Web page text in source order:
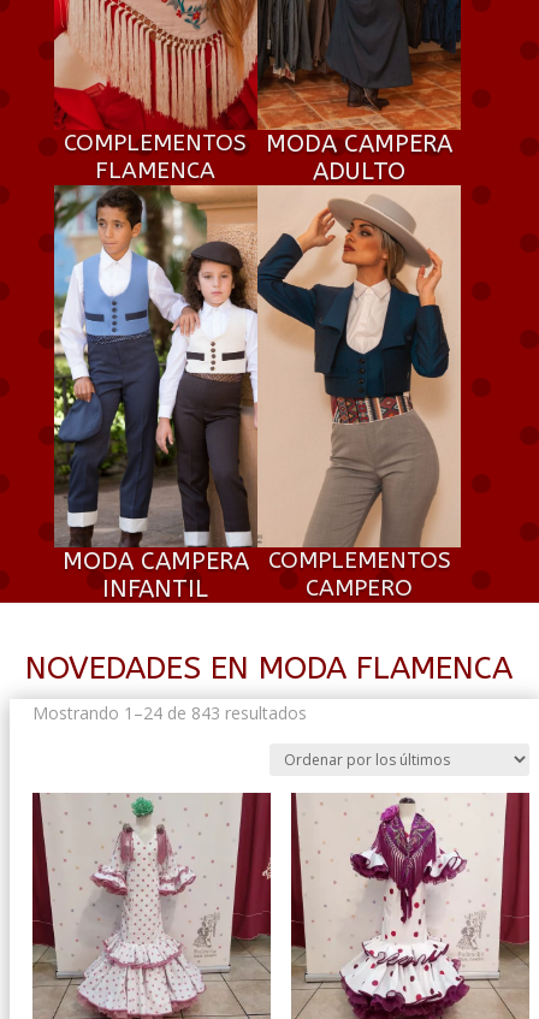
COMPLEMENTOS
FLAMENCA
MODA CAMPERA
ADULTO
MODA CAMPERA
INFANTIL
COMPLEMENTOS
CAMPERO
NOVEDADES EN MODA FLAMENCA
Mostrando 1–24 de 843 resultadosOrdenado
los
últimos